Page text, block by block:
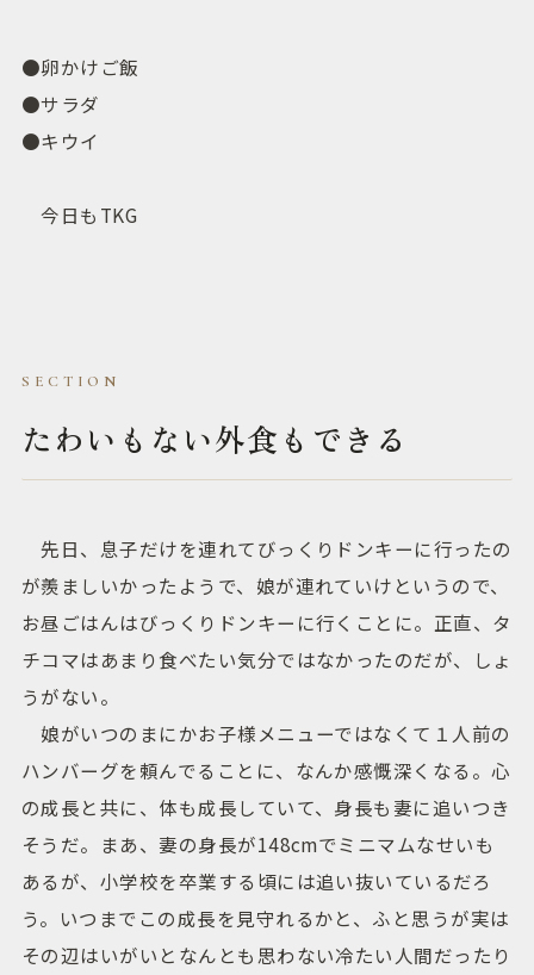
●卵かけご飯
●サラダ
●キウイ
今日もTKG
たわいもない外食もできる
先日、息子だけを連れてびっくりドンキーに行ったの
が羨ましいかったようで、娘が連れていけというので、
お昼ごはんはびっくりドンキーに行くことに。正直、タ
チコマはあまり食べたい気分ではなかったのだが、しょ
うがない。
娘がいつのまにかお子様メニューではなくて１人前の
ハンバーグを頼んでることに、なんか感慨深くなる。心
の成長と共に、体も成長していて、身長も妻に追いつき
そうだ。まあ、妻の身長が148cmでミニマムなせいも
あるが、小学校を卒業する頃には追い抜いているだろ
う。いつまでこの成長を見守れるかと、ふと思うが実は
その辺はいがいとなんとも思わない冷たい人間だったり